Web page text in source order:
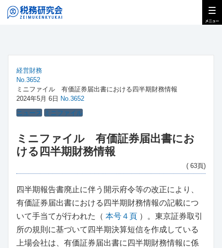
経営財務
No.3652
ミニファイル 有価証券届出書における四半期財務情報
2024年5月 6日 No.3652
ニュース ミニファイル
ミニファイル 有価証券届出書にお
ける四半期財務情報
( 63頁)
四半期報告書廃止に伴う開示府令等の改正により、
有価証券届出書における四半期財務情報の記載につ
いて手当てが行われた（ 本号４頁 ）。東京証券取引
所の規則に基づいて四半期決算短信を作成している
上場会社は、有価証券届出書に四半期財務情報に係